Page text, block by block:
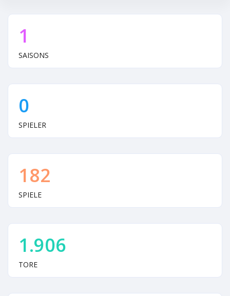
1
SAISONS
0
SPIELER
182
SPIELE
1.906
TORE